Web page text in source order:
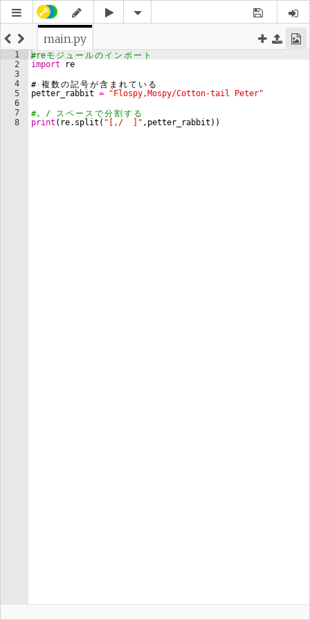
main.py
1
2
3
4
5
6
7
8
#reモ ジ ュ ー ルの イ ン ポ ー ト
import
re
#· 複 数の記号が含 ま れて い る
petter_rabbit = "Flospy,Mospy/Cotton-tail Peter"
#, / ス ペ ー ス で分割 す る
print ( re. split ( "[,/  ]" , petter_rabbit ))